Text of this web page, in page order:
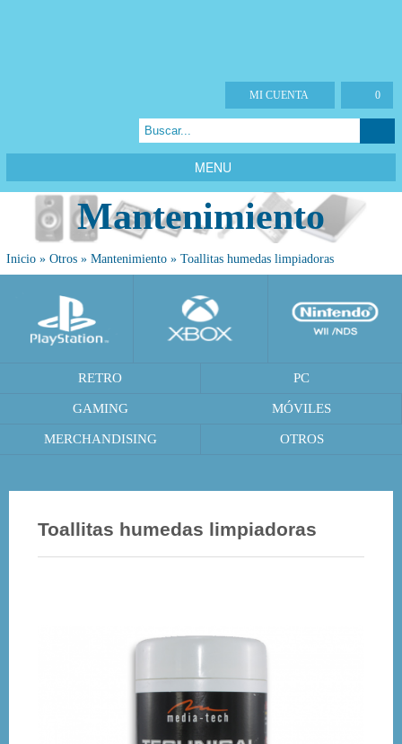
0
MI CUENTA
MENU
Mantenimiento
Inicio » Otros » Mantenimiento » Toallitas humedas limpiadoras
RETRO PC
GAMING MÓVILES
MERCHANDISING OTROS
Toallitas humedas limpiadoras